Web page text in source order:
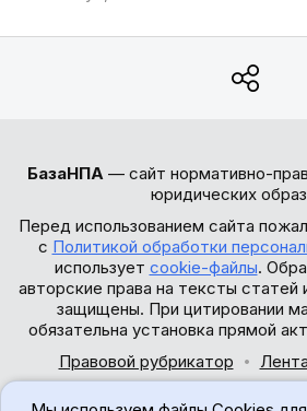
БазаНПА — сайт нормативно-
юридических
Перед использованием сайта
с Политикой обработки
использует cookie-файлы.
авторские права на тексты
защищены. При цитировании
обязательна установка прямой
Правовой рубрикатор